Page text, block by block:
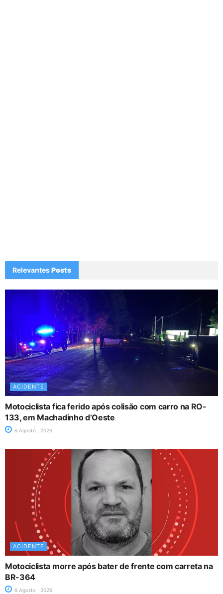
RelevantesPosts
ACIDENTE
Motociclista fica ferido após colisão com carro na RO-
133, em Machadinho d’Oeste
6 Agosto , 2026
ACIDENTE
Motociclista morre após bater de frente com carreta na
BR-364
6 Agosto , 2026